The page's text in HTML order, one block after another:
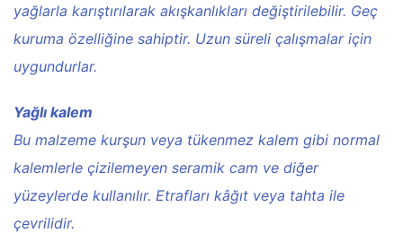
yağlarla karıştırılarak akışkanlıkları değiştirilebilir. Geç
kuruma özelliğine sahiptir. Uzun süreli çalışmalar için
uygundurlar.
Yağlı kalem
Bu malzeme kurşun veya tükenmez kalem gibi normal
kalemlerle çizilemeyen seramik cam ve diğer
yüzeylerde kullanılır. Etrafları kâğıt veya tahta ile
çevrilidir.